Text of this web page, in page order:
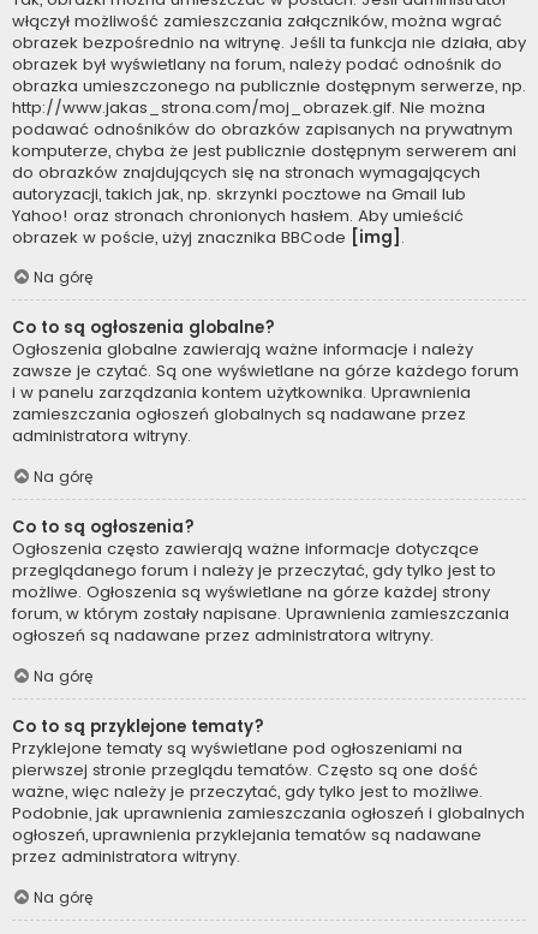
włączył możliwość zamieszczania załączników, można wgrać
obrazek bezpośrednio na witrynę. Jeśli ta funkcja nie działa, aby
obrazek był wyświetlany na forum, należy podać odnośnik do
obrazka umieszczonego na publicznie dostępnym serwerze, np.
http://www.jakas_strona.com/moj_obrazek.gif. Nie można
podawać odnośników do obrazków zapisanych na prywatnym
komputerze, chyba że jest publicznie dostępnym serwerem ani
do obrazków znajdujących się na stronach wymagających
autoryzacji, takich jak, np. skrzynki pocztowe na Gmail lub
Yahoo! oraz stronach chronionych hasłem. Aby umieścić
obrazek w poście, użyj znacznika BBCode [img] .
Na górę
Co to są ogłoszenia globalne?
Ogłoszenia globalne zawierają ważne informacje i należy
zawsze je czytać. Są one wyświetlane na górze każdego forum
i w panelu zarządzania kontem użytkownika. Uprawnienia
zamieszczania ogłoszeń globalnych są nadawane przez
administratora witryny.
Na górę
Co to są ogłoszenia?
Ogłoszenia często zawierają ważne informacje dotyczące
przeglądanego forum i należy je przeczytać, gdy tylko jest to
możliwe. Ogłoszenia są wyświetlane na górze każdej strony
forum, w którym zostały napisane. Uprawnienia zamieszczania
ogłoszeń są nadawane przez administratora witryny.
Na górę
Co to są przyklejone tematy?
Przyklejone tematy są wyświetlane pod ogłoszeniami na
pierwszej stronie przeglądu tematów. Często są one dość
ważne, więc należy je przeczytać, gdy tylko jest to możliwe.
Podobnie, jak uprawnienia zamieszczania ogłoszeń i globalnych
ogłoszeń, uprawnienia przyklejania tematów są nadawane
przez administratora witryny.
Na górę